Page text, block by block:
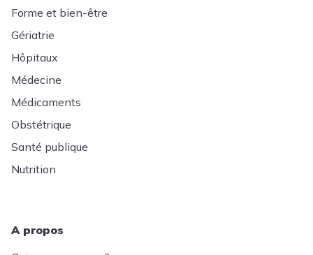
Forme et bien-être
Gériatrie
Hôpitaux
Médecine
Médicaments
Obstétrique
Santé publique
Nutrition
A propos